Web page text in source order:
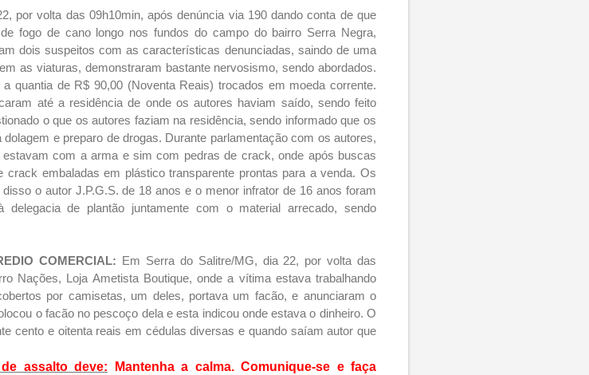
por volta das 09h10min, após denúncia via 190 dando conta de que
fogo de cano longo nos fundos do campo do bairro Serra Negra,
dois suspeitos com as características denunciadas, saindo de uma
as viaturas, demonstraram bastante nervosismo, sendo abordados.
quantia de R$ 90,00 (Noventa Reais) trocados em moeda corrente.
até a residência de onde os autores haviam saído, sendo feito
o que os autores faziam na residência, sendo informado que os
e preparo de drogas. Durante parlamentação com os autores,
com a arma e sim com pedras de crack, onde após buscas
embaladas em plástico transparente prontas para a venda. Os
o autor J.P.G.S. de 18 anos e o menor infrator de 16 anos foram
de plantão juntamente com o material arrecado, sendo
COMERCIAL: Em Serra do Salitre/MG, dia 22, por volta das
Nações, Loja Ametista Boutique, onde a vítima estava trabalhando
por camisetas, um deles, portava um facão, e anunciaram o
o facão no pescoço dela e esta indicou onde estava o dinheiro. O
cento e oitenta reais em cédulas diversas e quando saíam autor que
assalto deve:
Mantenha a calma. Comunique-se e faça